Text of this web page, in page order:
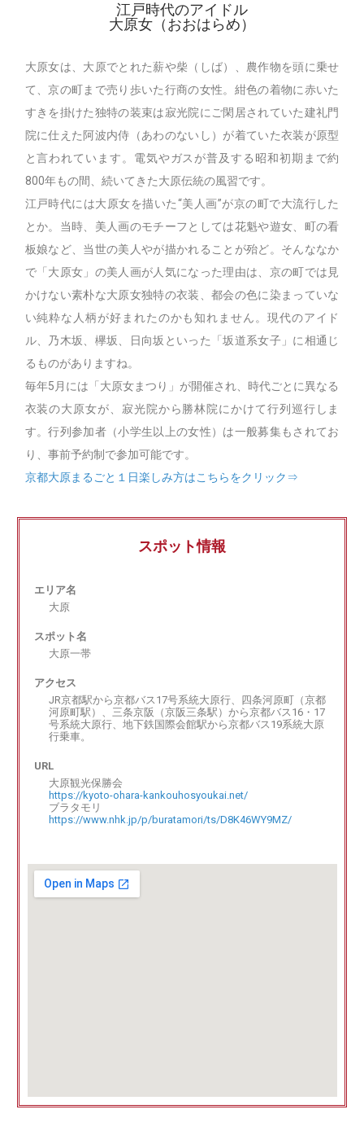
江戸時代のアイドル
大原女（おおはらめ）
大原女は、大原でとれた薪や柴（しば）、農作物を頭に乗せ
て、京の町まで売り歩いた行商の女性。紺色の着物に赤いた
すきを掛けた独特の装束は寂光院にご閑居されていた建礼門
院に仕えた阿波内侍（あわのないし）が着ていた衣装が原型
と言われています。電気やガスが普及する昭和初期まで約
800年もの間、続いてきた大原伝統の風習です。
江戸時代には大原女を描いた“美人画”が京の町で大流行した
とか。当時、美人画のモチーフとしては花魁や遊女、町の看
板娘など、当世の美人やが描かれることが殆ど。そんななか
で「大原女」の美人画が人気になった理由は、京の町では見
かけない素朴な大原女独特の衣装、都会の色に染まっていな
い純粋な人柄が好まれたのかも知れません。現代のアイド
ル、乃木坂、欅坂、日向坂といった「坂道系女子」に相通じ
るものがありますね。
毎年5月には「大原女まつり」が開催され、時代ごとに異なる
衣装の大原女が、寂光院から勝林院にかけて行列巡行しま
す。行列参加者（小学生以上の女性）は一般募集もされてお
り、事前予約制で参加可能です。
京都大原まるごと１日楽しみ方はこちらをクリック⇒
スポット情報
エリア名
大原
スポット名
大原一帯
アクセス
JR京都駅から京都バス17号系統大原行、四条河原町（京都
河原町駅）、三条京阪（京阪三条駅）から京都バス16・17
号系統大原行、地下鉄国際会館駅から京都バス19系統大原
行乗車。
URL
大原観光保勝会
https://kyoto-ohara-kankouhosyoukai.net/
ブラタモリ
https://www.nhk.jp/p/buratamori/ts/D8K46WY9MZ/